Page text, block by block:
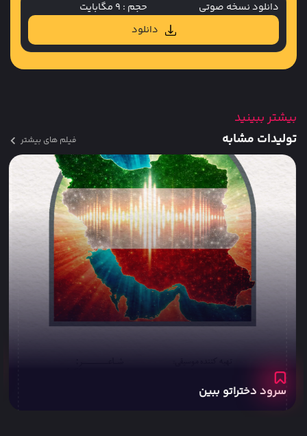
دانلود نسخه صوتی
حجم : 9 مگابایت
دانلود
بیشتر ببینید
تولیدات مشابه
فیلم های بیشتر
سرود دختراتو ببین